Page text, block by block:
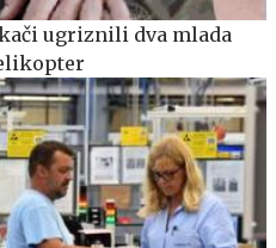
ugriznili dva mlada